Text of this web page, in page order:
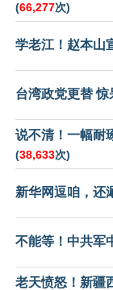
(66,277次)
学老江！赵本山
台湾政党更替
说不清！一幅耐
(38,633次)
新华网逗咱，还
不能等！中共军
老天愤怒！新疆